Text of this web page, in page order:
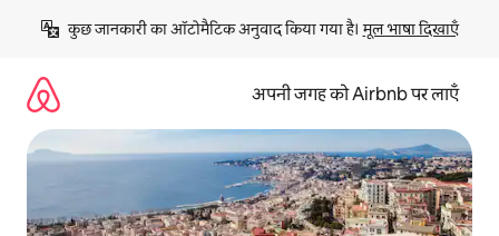
छोड़कर
कॉन्टेंट
कुछ जानकारी का ऑटोमैटिक अनुवाद किया गया है। मूल भाषा दिखाएँ
अपनी जगह को Airbnb पर लाएँ